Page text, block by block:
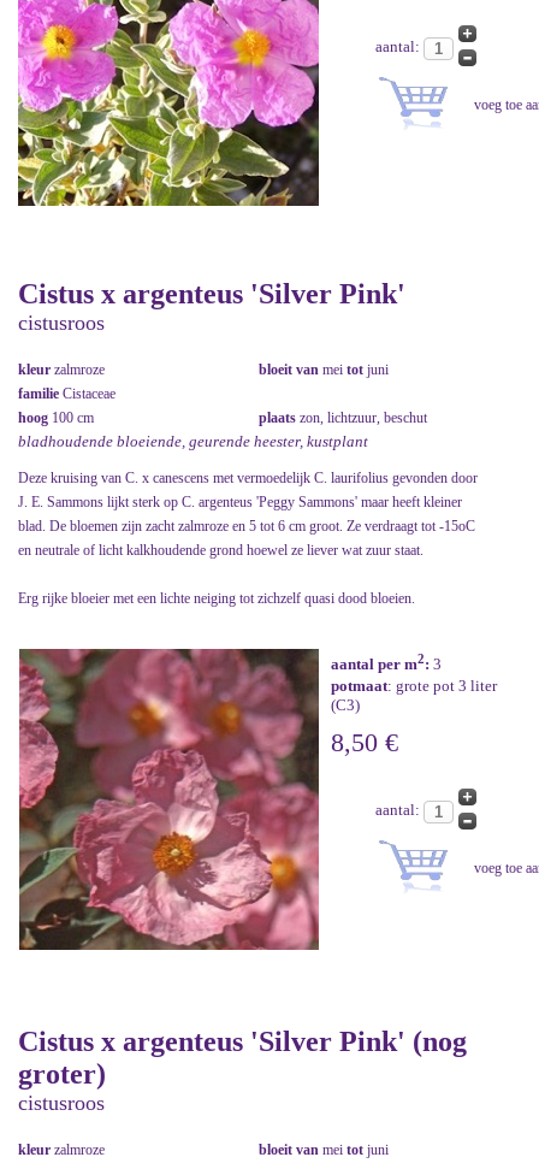
aantal:
Cistus x argenteus 'Silver Pink'
cistusroos
kleur zalmroze bloeit van mei tot juni
familie Cistaceae
hoog 100 cm plaats zon, lichtzuur, beschut
bladhoudende bloeiende, geurende heester, kustplant
Deze kruising van C. x canescens met vermoedelijk C. laurifolius gevonden door
J. E. Sammons lijkt sterk op C. argenteus 'Peggy Sammons' maar heeft kleiner
blad. De bloemen zijn zacht zalmroze en 5 tot 6 cm groot. Ze verdraagt tot -15oC
en neutrale of licht kalkhoudende grond hoewel ze liever wat zuur staat.
Erg rijke bloeier met een lichte neiging tot zichzelf quasi dood bloeien.
aantal per m2: 3
potmaat: grote pot 3 liter
(C3)
8,50 €
aantal:
Cistus x argenteus 'Silver Pink' (nog
groter)
cistusroos
kleur zalmroze bloeit van mei tot juni